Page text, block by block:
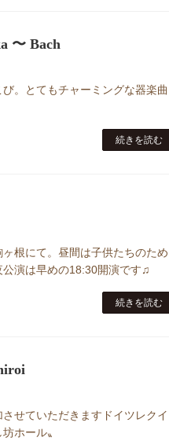
〜 Bach
。とてもチャーミングな器楽曲
続きを読む
根にて。昼間は子供たちのため
演は早めの18:30開演です♫
続きを読む
せていただきますドイツレクイ
ホール〟